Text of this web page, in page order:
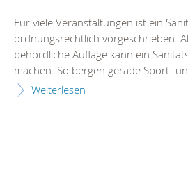
Für viele Veranstaltungen ist ein
ordnungsrechtlich vorgeschrieben.
behördliche Auflage kann ein
machen. So bergen gerade Sport-
Weiterlesen